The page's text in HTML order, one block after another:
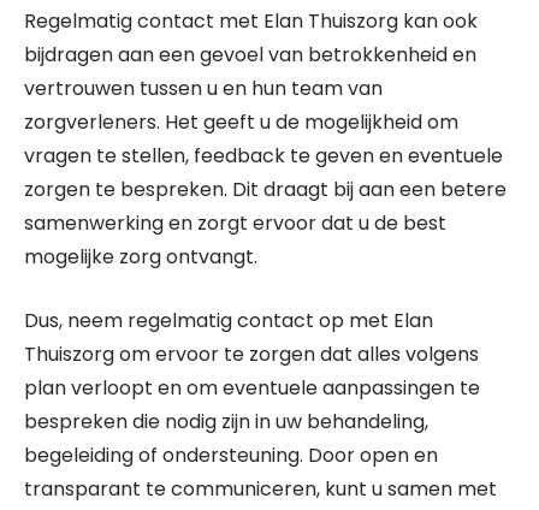
Regelmatig contact met Elan Thuiszorg kan ook
bijdragen aan een gevoel van betrokkenheid en
vertrouwen tussen u en hun team van
zorgverleners. Het geeft u de mogelijkheid om
vragen te stellen, feedback te geven en eventuele
zorgen te bespreken. Dit draagt bij aan een betere
samenwerking en zorgt ervoor dat u de best
mogelijke zorg ontvangt.
Dus, neem regelmatig contact op met Elan
Thuiszorg om ervoor te zorgen dat alles volgens
plan verloopt en om eventuele aanpassingen te
bespreken die nodig zijn in uw behandeling,
begeleiding of ondersteuning. Door open en
transparant te communiceren, kunt u samen met